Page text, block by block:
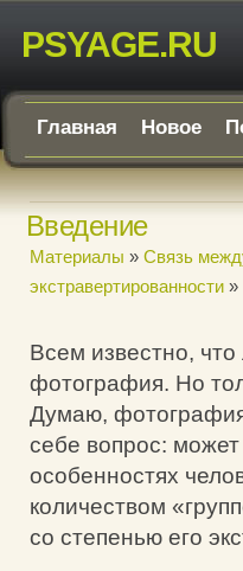
PSYAGE.RU
Главная Новое
Введение
Материалы » Связь
экстравертированности »
Всем известно,
фотография. Но
Думаю,
себе вопрос:
особенностях
количеством
со степенью его